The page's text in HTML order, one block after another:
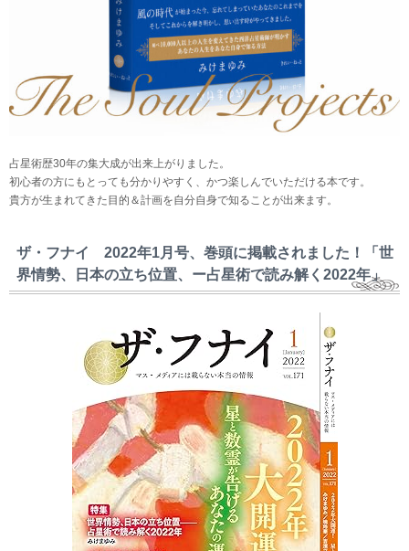
占星術歴30年の集大成が出来上がりました。
初心者の方にもとっても分かりやすく、かつ楽しんでいただける本です。
貴方が生まれてきた目的＆計画を自分自身で知ることが出来ます。
ザ・フナイ 2022年1月号、巻頭に掲載されました！「世
界情勢、日本の立ち位置、ー占星術で読み解く2022年」